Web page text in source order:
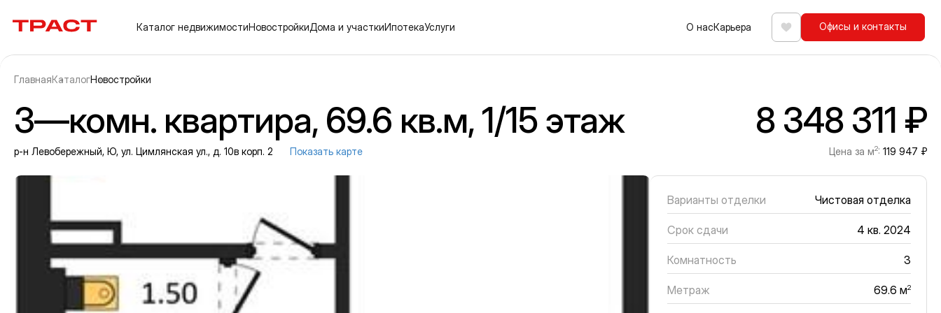
Траст | Служба недвижимости
Каталог недвижимостиНовостройкиДома и участкиИпотекаУслуги О насКарьера Избранное
Офисы и контакты
ГлавнаяКаталогНовостройки
3—комн. квартира, 69.6 кв.м, 1/15 этаж 8 348 311 ₽
р-н Левобережный, Ю, ул. Цимлянская ул., д. 10в корп. 2 Показать карте Цена за м2: 119 947 ₽
Варианты отделки Чистовая отделка
Срок сдачи 4 кв. 2024
Комнатность 3
Метраж 69.6 м2